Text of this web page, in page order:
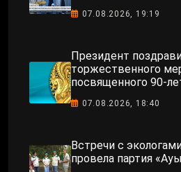
07.08.2026, 19:19
Президент
торжественного
посвященного 90-
07.08.2026, 18:40
Встречи с
провела партия